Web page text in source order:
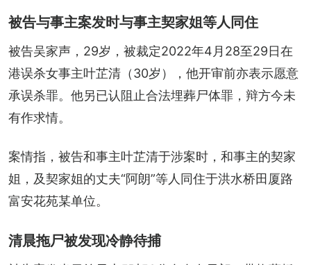
被告与事主案发时与事主契家姐等人同住
被告吴家声，29岁，被裁定2022年4月28至29日在
港误杀女事主叶芷清（30岁），他开审前亦表示愿意
承误杀罪。他另已认阻止合法埋葬尸体罪，辩方今未
有作求情。
案情指，被告和事主叶芷清于涉案时，和事主的契家
姐，及契家姐的丈夫“阿朗”等人同住于洪水桥田厦路
富安花苑某单位。
清晨拖尸被发现冷静待捕